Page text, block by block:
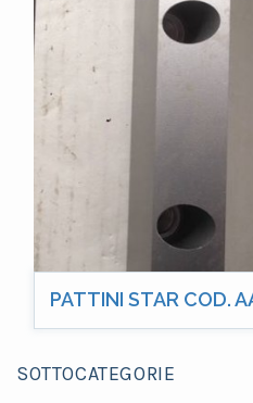
PATTINI STAR COD.
SOTTOCATEGORIE